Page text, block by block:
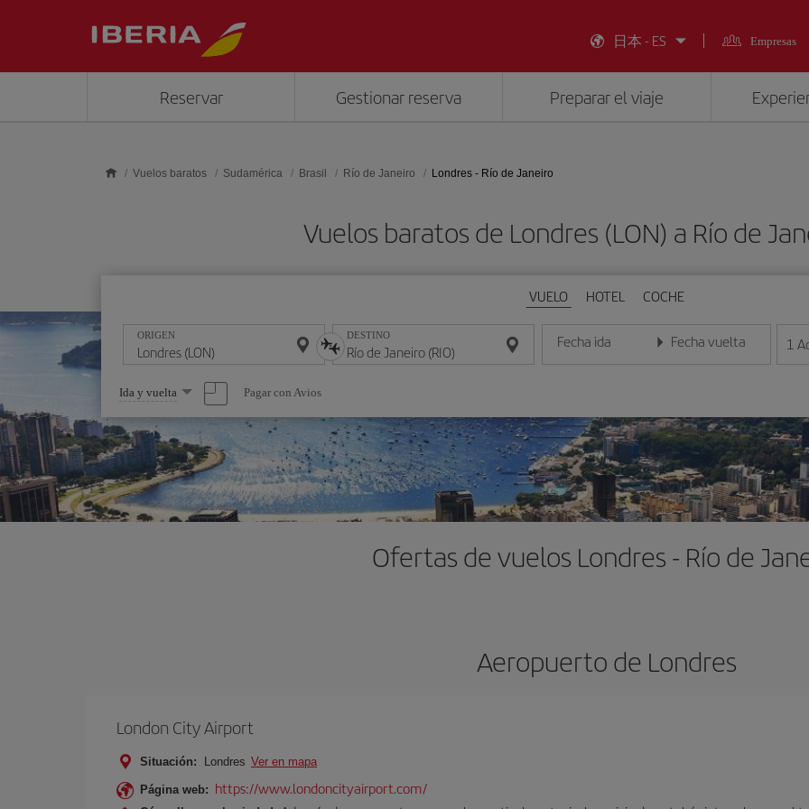
日本 - ES
Empresas
Reservar Gestionar reserva Preparar el viaje
Vuelos baratos Sudamérica Brasil Río de Janeiro Londres - Río de Janeiro
Vuelos baratos de Londres (LON) a Río de
VUELO HOTEL COCHE
ORIGEN DESTINO Fecha ida
Introduce la fecha en formato día/mes/año
Fecha vuelta
Introduce la fecha en 1
Seleccione
una
opción
Ida y vuelta Pagar con Avios
Ofertas de vuelos Londres - Río de
Aeropuerto de Londres
London City Airport
Situación: Londres Ver en mapa
Página web: https://www.londoncityairport.com/